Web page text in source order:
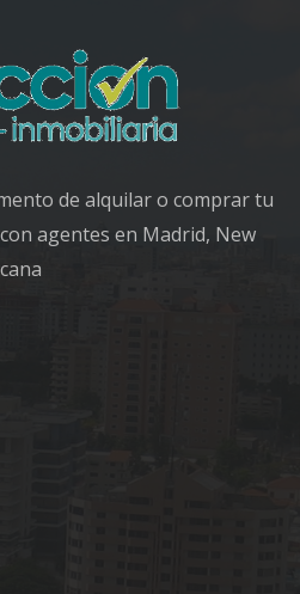
de alquilar o comprar tu
agentes en Madrid, New